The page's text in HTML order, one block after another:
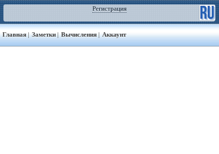
Регистрация
Главная | Заметки | Вычисления | Аккаунт